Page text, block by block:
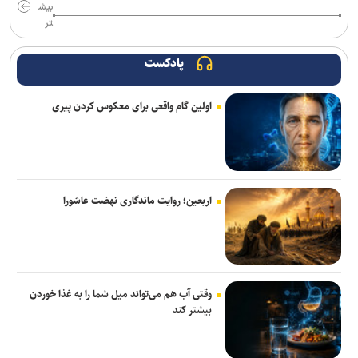
رشد ۱۲۴ درصدی اعزام زائران اربعین از استان سمنا
۳ کشته بر اثر تصادف زنجیره‌ای در محور سرمست ـ گیلانغرب
توقیف کامیون با راننده ۸ ساله در اصفهان!
خبرنگاری حرفه‌ای مسئولیتی برای جست‌وجوی حقیقت، مطالبه‌گری آگاهانه
و روایت دقیق و منصفانه رویدادهاست
خبرنگاران با مسئولیت‌پذیری و تعهد در مسیر صیانت از حقیقت و انعکاس
صدای مردم گام برمی‌دارند
بیش
تر
پادکست
اولین گام واقعی برای معکوس کردن پیری
اربعین؛ روایت ماندگاری نهضت عاشورا
وقتی آب هم می‌تواند میل شما را به غذا خوردن
بیشتر کند